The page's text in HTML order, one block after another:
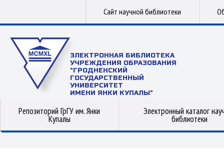
Сайт научной библиотеки
ЭЛЕКТРОННАЯ БИБЛИОТЕКА
УЧРЕЖДЕНИЯ ОБРАЗОВАНИЯ
"ГРОДНЕНСКИЙ
ГОСУДАРСТВЕННЫЙ
УНИВЕРСИТЕТ
ИМЕНИ ЯНКИ КУПАЛЫ"
Репозиторий ГрГУ им. Янки
Купалы
Электронный каталог
библиотеки